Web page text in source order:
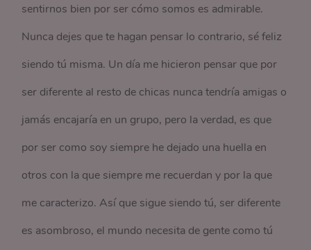
sentirnos bien por ser cómo somos es admirable.
Nunca dejes que te hagan pensar lo contrario, sé feliz
siendo tú misma. Un día me hicieron pensar que por
ser diferente al resto de chicas nunca tendría amigas o
jamás encajaría en un grupo, pero la verdad, es que
por ser como soy siempre he dejado una huella en
otros con la que siempre me recuerdan y por la que
me caracterizo. Así que sigue siendo tú, ser diferente
es asombroso, el mundo necesita de gente como tú